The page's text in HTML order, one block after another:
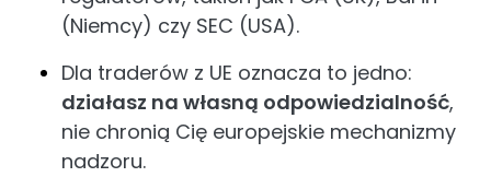
(Niemcy) czy SEC (USA).
Dla traderów z UE oznacza to jedno:
działasz na własną odpowiedzialność,
nie chronią Cię europejskie mechanizmy
nadzoru.